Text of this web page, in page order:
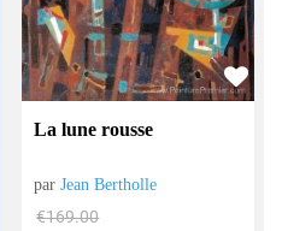
La lune rousse
parJean Bertholle
€169.00